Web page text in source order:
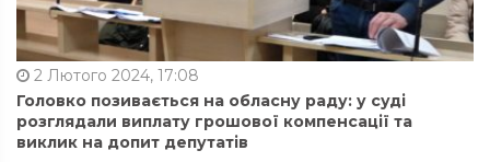
2 Лютого 2024, 17:08
Головко позивається на обласну раду: у суді
розглядали виплату грошової компенсації та
виклик на допит депутатів